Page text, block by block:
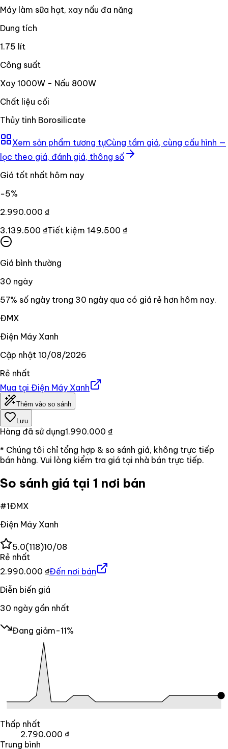
Máy làm sữa hạt, xay nấu đa năng
Dung tích
1.75 lít
Công suất
Xay 1000W - Nấu 800W
Chất liệu cối
Thủy tinh Borosilicate
Xem sản phẩm tương tựCùng tầm giá, cùng cấu hình —
lọc theo giá, đánh giá, thông số
Giá tốt nhất hôm nay
−5%
2.990.000 ₫
3.139.500 ₫Tiết kiệm 149.500 ₫
Giá bình thường
30 ngày
57% số ngày trong 30 ngày qua có giá rẻ hơn hôm nay.
ĐMX
Điện Máy Xanh
Cập nhật 10/08/2026
Rẻ nhất
Mua tại Điện Máy Xanh
Thêm vào so sánh
Lưu
Hàng đã sử dụng1.990.000 ₫
* Chúng tôi chỉ tổng hợp & so sánh giá, không trực tiếp
bán hàng. Vui lòng kiểm tra giá tại nhà bán trực tiếp.
So sánh giá tại 1 nơi bán
#1ĐMX
Điện Máy Xanh
5.0(118)10/08
Rẻ nhất
2.990.000 ₫Đến nơi bán
Diễn biến giá
30 ngày gần nhất
Đang giảm-11%
Thấp nhất
2.790.000 ₫
Trung bình